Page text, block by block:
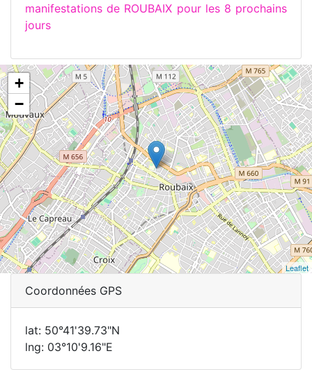
manifestations de ROUBAIX pour les 8 prochains
jours
+
−
Leaflet
Coordonnées GPS
lat: 50°41'39.73"N
lng: 03°10'9.16"E